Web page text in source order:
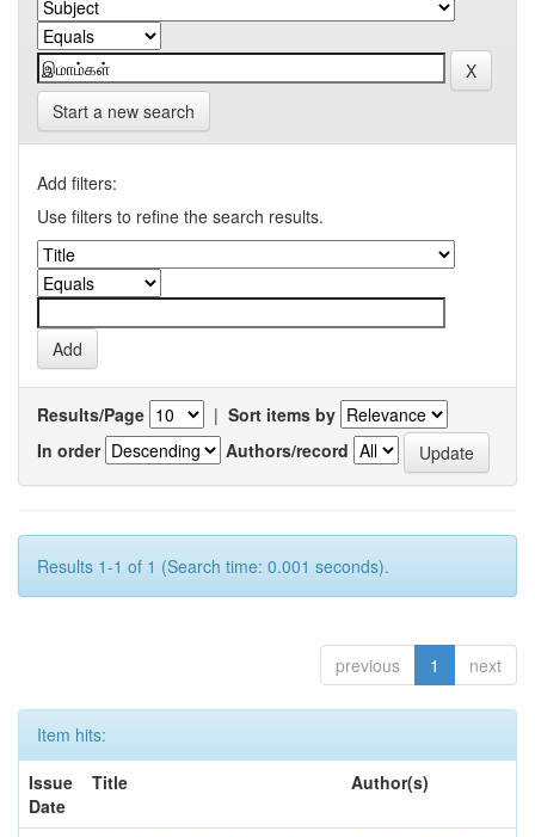
Start a new search
Add filters:
Use filters to refine the search results.
Results/Page | Sort items by
In order
Authors/record
Results 1-1 of 1 (Search time: 0.001 seconds).
previous 1 next
Item hits:
Issue
Date
Title Author(s)